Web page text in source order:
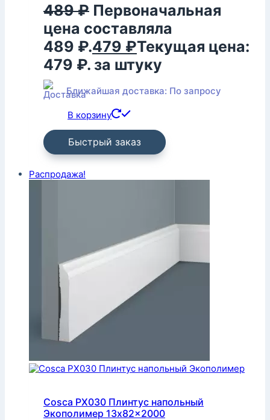
489₽ Первоначальная
цена составляла
489 ₽.479 ₽Текущая цена:
479 ₽. за штуку
Ближайшая доставка: По запросу
В корзину
Быстрый заказ
Распродажа!
Cosca PX030 Плинтус напольный
Экополимер 13x82x2000